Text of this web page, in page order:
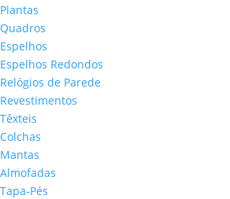
Plantas
Quadros
Espelhos
Espelhos Redondos
Relógios de Parede
Revestimentos
Têxteis
Colchas
Mantas
Almofadas
Tapa-Pés